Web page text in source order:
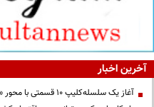
آخرین اخبار
آغاز یک سلسله‌کلیپ